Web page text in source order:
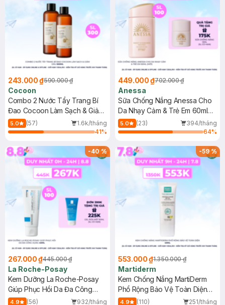
243.000 ₫590.000 ₫
Cocoon
Combo 2 Nước Tẩy Trang Bí
Đao Cocoon Làm Sạch & Giảm
Dầu 500ml
5.0 (57)
1.6k/tháng
41%
449.000 ₫702.000 ₫
Anessa
Sữa Chống Nắng Anessa Cho
Da Nhạy Cảm & Trẻ Em 60ml
(Mới)
5.0 (23)
394/tháng
64%
-40%
267.000 ₫445.000 ₫
La Roche-Posay
Kem Dưỡng La Roche-Posay
Giúp Phục Hồi Da Đa Công
Dụng 40ml
4.9 (56)
932/tháng
-59%
553.000 ₫1.350.000 ₫
Martiderm
Kem Chống Nắng MartiDerm
Phổ Rộng Bảo Vệ Toàn Diện
40ml
4.9 (110)
251/tháng